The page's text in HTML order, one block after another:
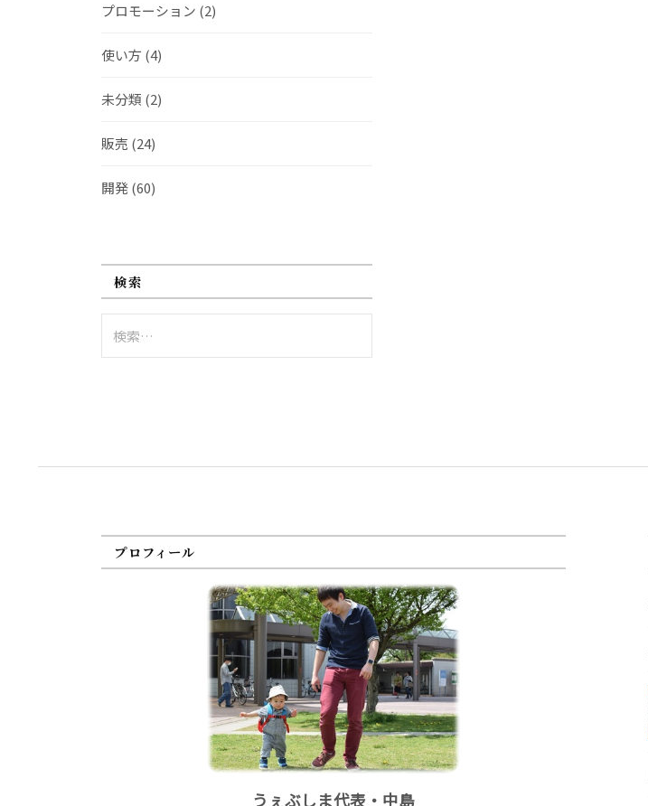
プロモーション (2)
使い方 (4)
未分類 (2)
販売 (24)
開発(60)
検索
索:
プロフィール
うぇぶしま代表・中島